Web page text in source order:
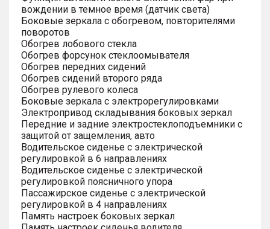
вождении в темное время (датчик света)
Боковые зеркала с обогревом, повторителями
поворотов
Обогрев лобового стекла
Обогрев форсунок стеклоомывателя
Обогрев передних сидений
Обогрев сидений второго ряда
Обогрев рулевого колеса
Боковые зеркала с электрорегулировками
Электропривод складывания боковых зеркал
Передние и задние электростеклоподъемники с
защитой от защемления, авто
Водительское сиденье с электрической
регулировкой в 6 направлениях
Водительское сиденье с электрической
регулировкой поясничного упора
Пассажирское сиденье с электрической
регулировкой в 4 направлениях
Память настроек боковых зеркал